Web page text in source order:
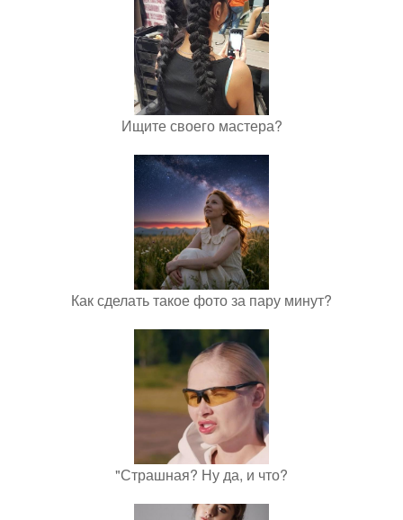
Ищите своего мастера?
Как сделать такое фото за пару минут?
"Страшная? Ну да, и что?